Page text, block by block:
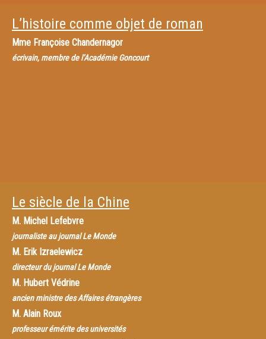
L’histoire comme objet de roman
Mme Françoise Chandernagor
écrivain, membre de l’Académie Goncourt
Le siècle de la Chine
M. Michel Lefebvre
journaliste au journal Le Monde
M. Erik Izraelewicz
directeur du journal Le Monde
M. Hubert Védrine
ancien ministre des Affaires étrangères
M. Alain Roux
professeur émérite des universités